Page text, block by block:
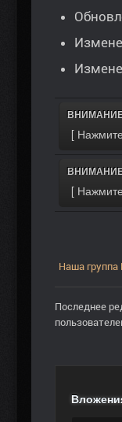
Наша группа
Последнее